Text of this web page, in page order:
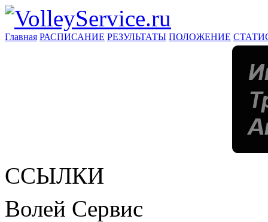
Главная РАСПИСАНИЕ РЕЗУЛЬТАТЫ ПОЛОЖЕНИЕ
ССЫЛКИ
Волей Сервис